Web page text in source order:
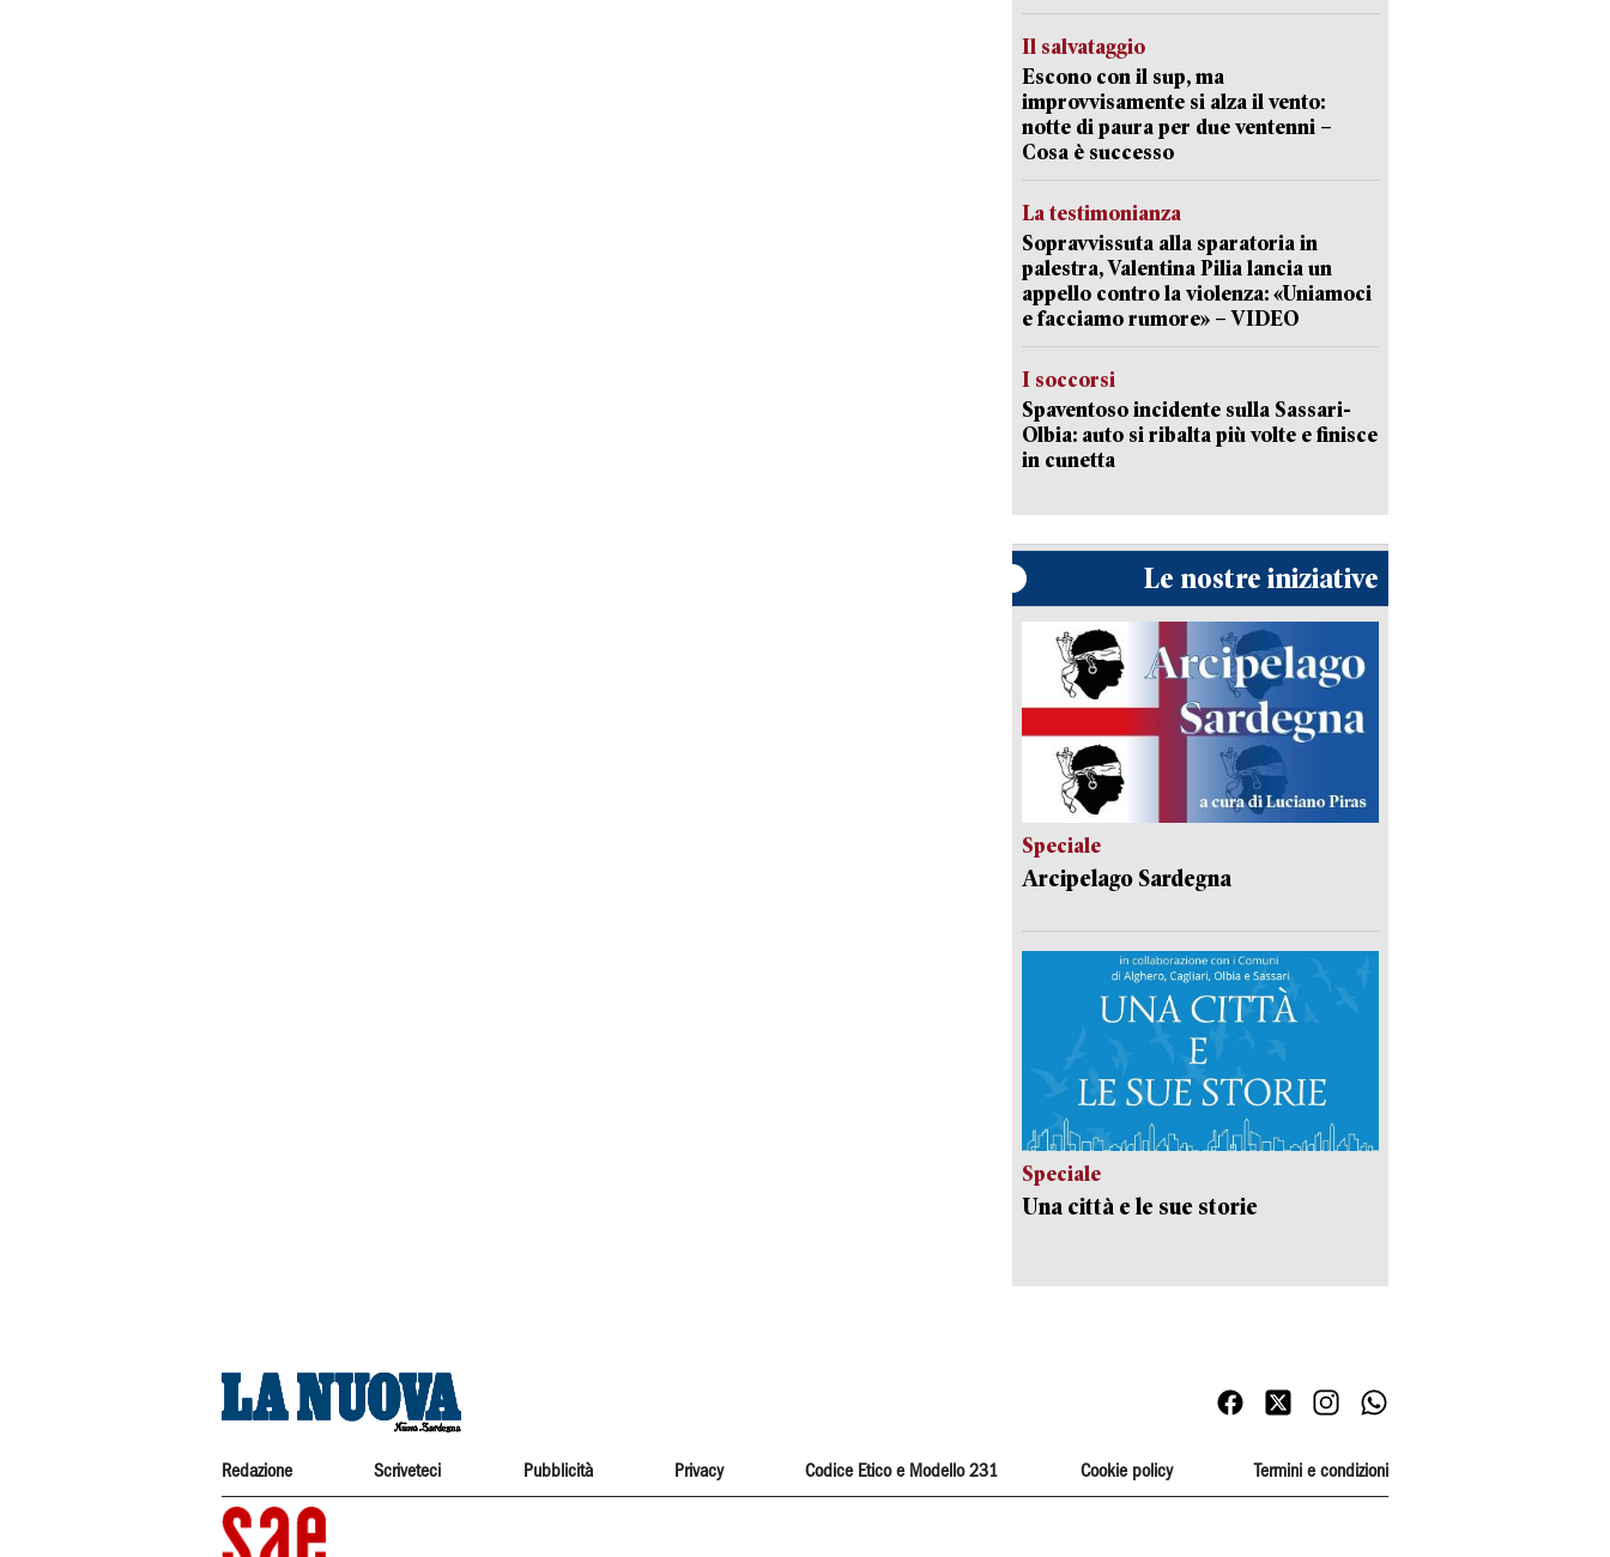
Il salvataggio
Escono con il sup, ma
improvvisamente si alza il vento:
notte di paura per due ventenni –
Cosa è successo
La testimonianza
Sopravvissuta alla sparatoria in
palestra, Valentina Pilia lancia un
appello contro la violenza: «Uniamoci
e facciamo rumore» – VIDEO
I soccorsi
Spaventoso incidente sulla Sassari-
Olbia: auto si ribalta più volte e finisce
in cunetta
Le nostre iniziative
Speciale
Arcipelago Sardegna
Speciale
Una città e le sue storie
Redazione Scriveteci Pubblicità Privacy Codice Etico e Modello 231 Cookie policy Termini e condizioni